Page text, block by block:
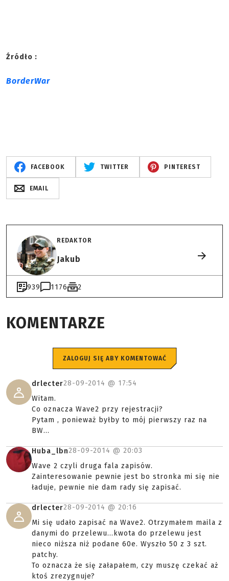
Źródło :
BorderWar
FACEBOOK TWITTER PINTEREST
EMAIL
REDAKTOR
Jakub
939 1176 2
KOMENTARZE
ZALOGUJ SIĘ ABY KOMENTOWAĆ
drlecter28-09-2014 @ 17:54
Witam.
Co oznacza Wave2 przy rejestracji?
Pytam , ponieważ byłby to mój pierwszy raz na
BW...
Huba_lbn28-09-2014 @ 20:03
Wave 2 czyli druga fala zapisów.
Zainteresowanie pewnie jest bo stronka mi się nie
ładuje, pewnie nie dam rady się zapisać.
drlecter28-09-2014 @ 20:16
Mi się udało zapisać na Wave2. Otrzymałem maila z
danymi do przelewu...kwota do przelewu jest
nieco niższa niż podane 60e. Wyszło 50 z 3 szt.
patchy.
To oznacza że się załapałem, czy muszę czekać aż
ktoś zrezygnuje?